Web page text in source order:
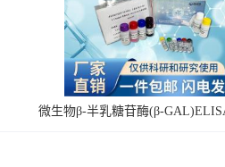
微生物β-半乳糖苷酶(β-